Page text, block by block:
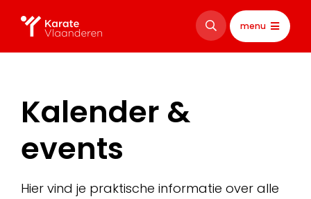
menu
Kalender &
events
Hier vind je praktische informatie over alle